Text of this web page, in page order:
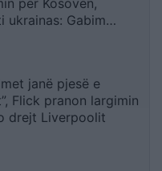
ukrainas: Gabim
janë pjesë e
Flick pranon largimin
drejt Liverpoolit